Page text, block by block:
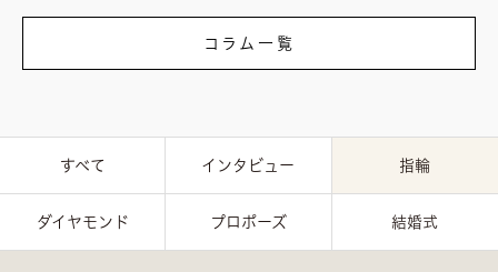
コラム一覧
すべて インタビュー 指輪
ダイヤモンド プロポーズ 結婚式